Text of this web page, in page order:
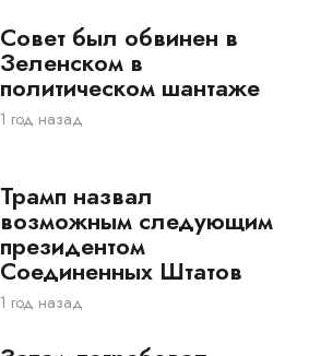
Совет был обвинен в
Зеленском в
политическом шантаже
1 год назад
Трамп назвал
возможным следующим
президентом
Соединенных Штатов
1 год назад